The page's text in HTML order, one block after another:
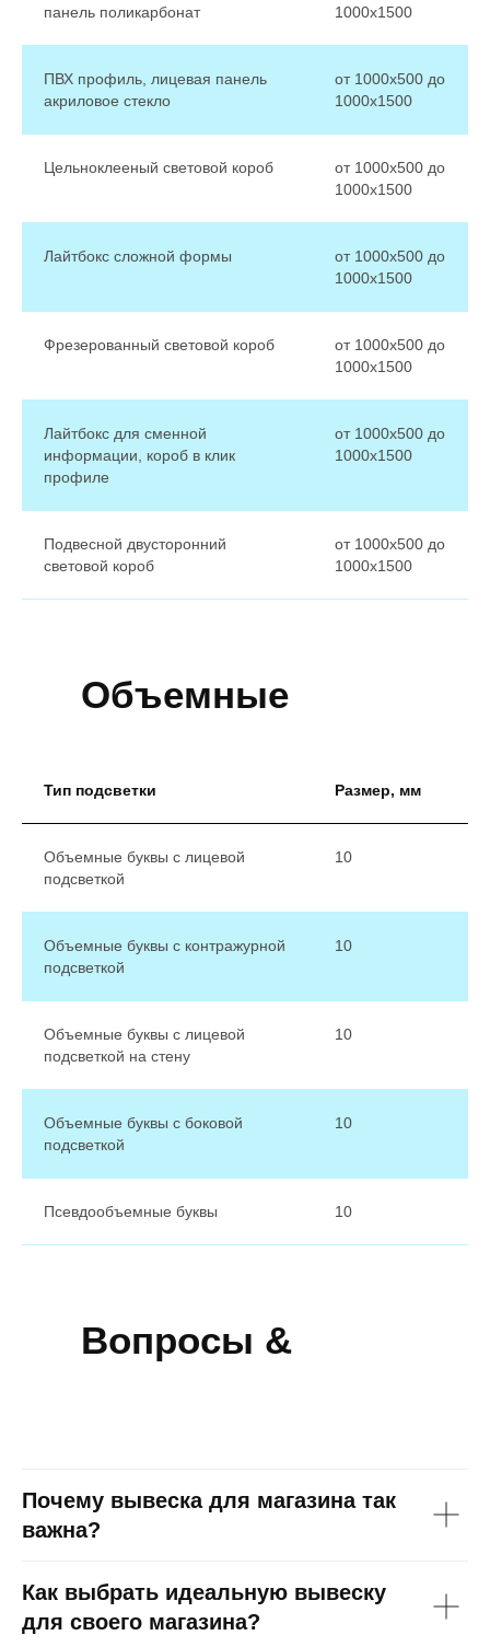
панель поликарбонат
1000х1500
ПВХ профиль, лицевая панель
акриловое стекло
от 1000х500 до
1000х1500
Цельноклееный световой короб
от 1000х500 до
1000х1500
Лайтбокс сложной формы
от 1000х500 до
1000х1500
Фрезерованный световой короб
от 1000х500 до
1000х1500
Лайтбокс для сменной
информации, короб в клик
профиле
от 1000х500 до
1000х1500
Подвесной двусторонний
световой короб
от 1000х500 до
1000х1500
Объемные
Тип подсветки Размер, мм
Объемные буквы с лицевой
подсветкой
10
Объемные буквы с контражурной
подсветкой
10
Объемные буквы с лицевой
подсветкой на стену
10
Объемные буквы с боковой
подсветкой
10
Псевдообъемные буквы 10
Вопросы &
Почему вывеска для магазина так
важна?
Как выбрать идеальную вывеску
для своего магазина?